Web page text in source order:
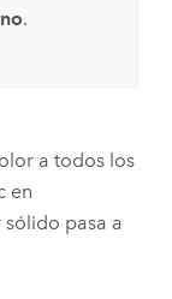
.
a todos los
en
sólido pasa a